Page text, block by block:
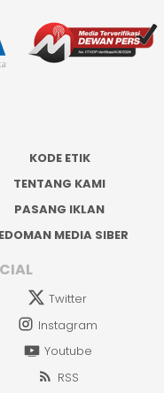
KODE ETIK
TENTANG KAMI
PASANG IKLAN
MEDIA SIBER
Twitter
Instagram
Youtube
RSS